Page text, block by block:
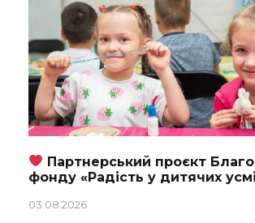
Партнерський проєкт
фонду «Радість у дитячих
03.08.2026